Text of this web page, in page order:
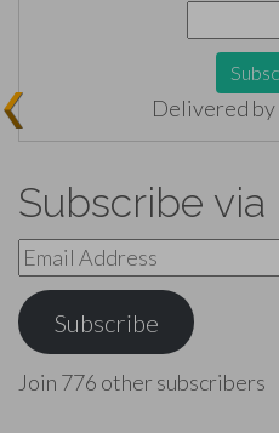
Delivered by
Subscribe via
Email
Address
Subscribe
Join 776 other subscribers